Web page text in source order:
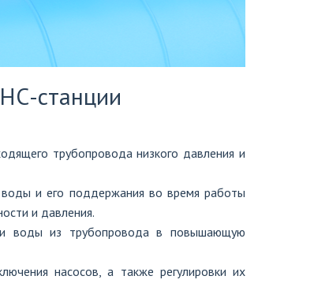
станции
трубопровода низкого давления и
воды и его поддержания во время работы
и давления.
воды из трубопровода в повышающую
насосов, а также регулировки их